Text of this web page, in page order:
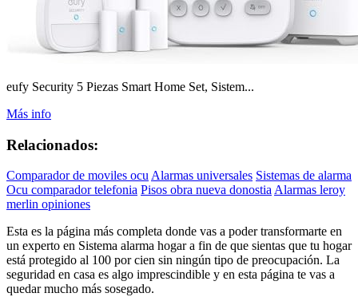
eufy Security 5 Piezas Smart Home Set, Sistem...
Más info
Relacionados:
Comparador de moviles ocu Alarmas universales Sistemas de alarma
Ocu comparador telefonia Pisos obra nueva donostia Alarmas leroy
merlin opiniones
Esta es la página más completa donde vas a poder transformarte en
un experto en Sistema alarma hogar a fin de que sientas que tu hogar
está protegido al 100 por cien sin ningún tipo de preocupación. La
seguridad en casa es algo imprescindible y en esta página te vas a
quedar mucho más sosegado.